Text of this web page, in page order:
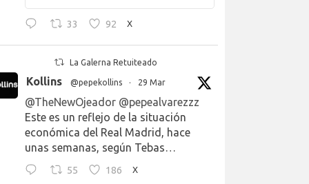
33 92 X
La Galerna Retuiteado
Kollins @pepekollins · 29 Mar
@TheNewOjeador @pepealvarezzz
Este es un reflejo de la situación
económica del Real Madrid, hace
unas semanas, según Tebas…
55 186 X